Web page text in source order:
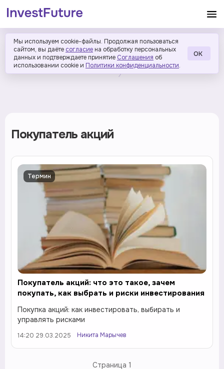
Мы используем cookie-файлы. Продолжая пользоваться
сайтом, вы даёте согласие на обработку персональных
данных и подтверждаете принятие Соглашения об
использовании cookie и Политики конфиденциальности.
ОК
Покупатель акций
Термин
Покупатель акций: что это такое, зачем
покупать, как выбрать и риски инвестирования
Покупка акций: как инвестировать, выбирать и
управлять рисками
14:20 29.03.2025 Никита Марычев
Страница 1